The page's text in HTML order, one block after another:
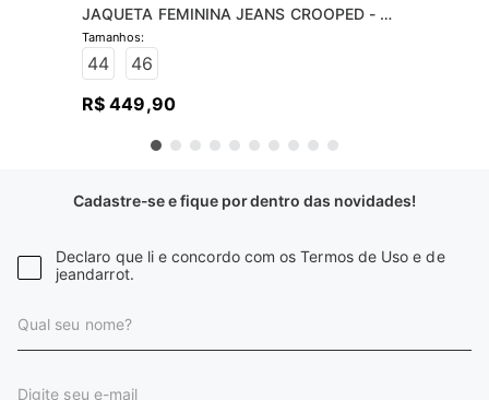
JAQUETA FEMININA JEANS CROOPED -
JEANS MÉDIO
44
46
R$ 449,90
Cadastre-se e fique por dentro das novidades!
Declaro que li e concordo com os Termos de Uso e de
jeandarrot.